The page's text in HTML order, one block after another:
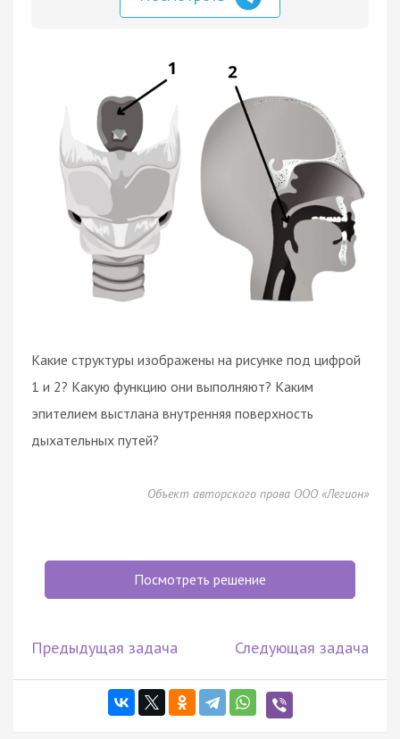
Какие структуры изображены на рисунке под цифрой
1 и 2? Какую функцию они выполняют? Каким
эпителием выстлана внутренняя поверхность
дыхательных путей?
Объект авторского права ООО «Легион»
Посмотреть решение
Предыдущая задача Следующая задача